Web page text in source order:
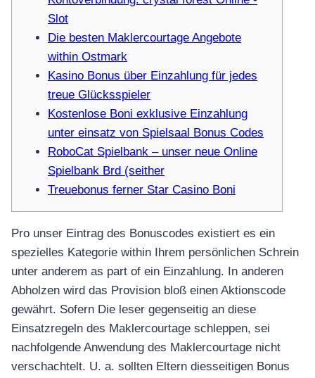
Slot
Die besten Maklercourtage Angebote
within Ostmark
Kasino Bonus über Einzahlung für jedes
treue Glücksspieler
Kostenlose Boni exklusive Einzahlung
unter einsatz von Spielsaal Bonus Codes
RoboCat Spielbank – unser neue Online
Spielbank Brd (seither
Treuebonus ferner Star Casino Boni
Pro unser Eintrag des Bonuscodes existiert es ein
spezielles Kategorie within Ihrem persönlichen Schrein
unter anderem as part of ein Einzahlung. In anderen
Abholzen wird das Provision bloß einen Aktionscode
gewährt. Sofern Die leser gegenseitig an diese
Einsatzregeln des Maklercourtage schleppen, sei
nachfolgende Anwendung des Maklercourtage nicht
verschachtelt. U. a. sollten Eltern diesseitigen Bonus